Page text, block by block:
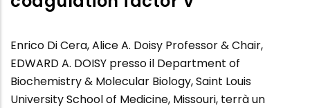
Enrico Di Cera, Alice A. Doisy Professor & Chair,
EDWARD A. DOISY presso il Department of
Biochemistry & Molecular Biology, Saint Louis
University School of Medicine, Missouri, terrà un